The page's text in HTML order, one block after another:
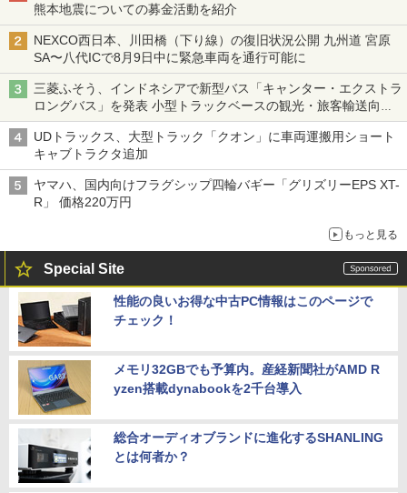
熊本地震についての募金活動を紹介
NEXCO西日本、川田橋（下り線）の復旧状況公開 九州道 宮原
SA〜八代ICで8月9日中に緊急車両を通行可能に
三菱ふそう、インドネシアで新型バス「キャンター・エクストラ
ロングバス」を発表 小型トラックベースの観光・旅客輸送向け
バス
UDトラックス、大型トラック「クオン」に車両運搬用ショート
キャブトラクタ追加
ヤマハ、国内向けフラグシップ四輪バギー「グリズリーEPS XT-
R」 価格220万円
もっと見る
Special Site
性能の良いお得な中古PC情報はこのページで
チェック！
メモリ32GBでも予算内。産経新聞社がAMD R
yzen搭載dynabookを2千台導入
総合オーディオブランドに進化するSHANLING
とは何者か？